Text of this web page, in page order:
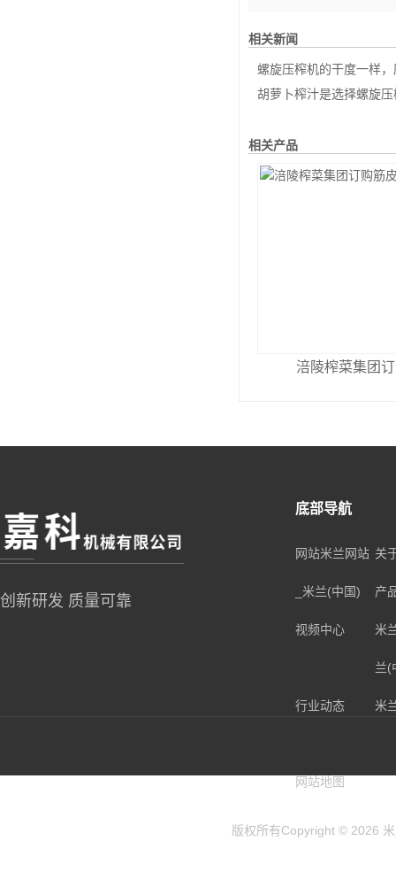
相关新闻
螺旋压榨机的干度一样
胡萝卜榨汁是选择螺旋
相关产品
涪陵榨菜集团
创新研发 质量可靠
底部导航
网站米兰网站
_米兰(中国)
关
产
视频中心 米
兰(
行业动态 米
网站地图
版权所有Copyright © 2026